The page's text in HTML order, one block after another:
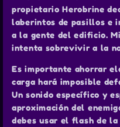
propietario Herobrine
laberintos de pasillos e
a la gente del edificio.
intenta sobrevivir a la
Es importante ahorrar
carga hará imposible
Un sonido específico y
aproximación del
debes usar el flash de la